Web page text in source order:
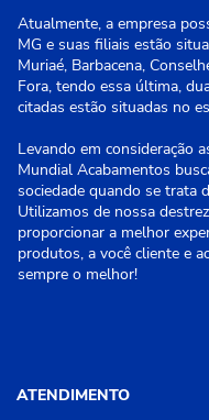
Atualmente, a empresa
MG e suas filiais estão
Muriaé, Barbacena,
Fora, tendo essa última,
citadas estão situadas no
Levando em consideração
Mundial Acabamentos
sociedade quando se trata
Utilizamos de nossa
proporcionar a melhor
produtos, a você cliente e
sempre o melhor!
ATENDIMENTO